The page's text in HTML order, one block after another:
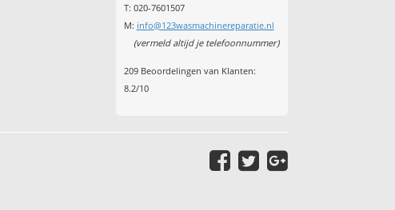
T: 020-7601507
M: info@123wasmachinereparatie.nl
(vermeld altijd je telefoonnummer)
209Beoordelingen van Klanten:
8.2/10